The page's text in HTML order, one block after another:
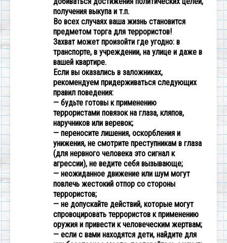
получения выкупа и т.п.
Во всех случаях ваша жизнь становится
предметом торга для террористов!
Захват может произойти где угодно: в
транспорте, в учреждении, на улице и даже в
вашей квартире.
Если вы оказались в заложниках,
рекомендуем придерживаться следующих
правил поведения:
— будьте готовы к применению
террористами повязок на глаза, кляпов,
наручников или веревок;
— переносите лишения, оскорбления и
унижения, не смотрите преступникам в глаза
(для нервного человека это сигнал к
агрессии), не ведите себя вызывающе;
— неожиданное движение или шум могут
повлечь жестокий отпор со стороны
террористов;
— не допускайте действий, которые могут
спровоцировать террористов к применению
оружия и привести к человеческим жертвам;
— если с вами находятся дети, найдите для